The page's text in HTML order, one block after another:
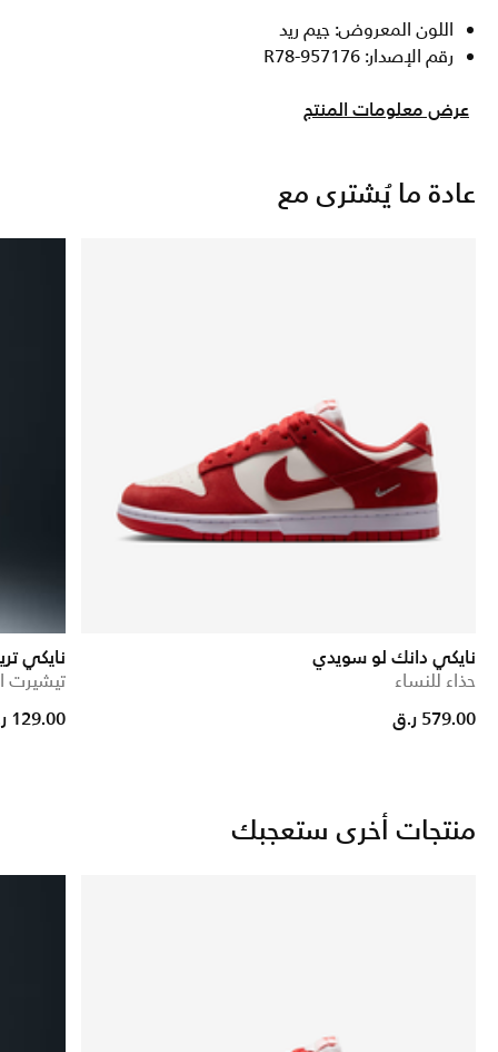
اللون المعروض: جيم ريد
رقم الإصدار: 957176-R78
عرض معلومات المنتج
عادة ما يُشترى مع
نايكي دانك لو سويدي
حذاء للنساء
579.00 ر.ق
نايكي
تيشيرت
129.00 ر.ق
منتجات أخرى ستعجبك